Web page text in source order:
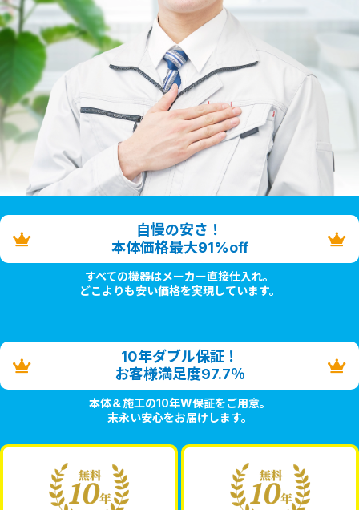
自慢の安さ！
本体価格最大91%off
すべての機器はメーカー直接仕入れ。
どこよりも安い価格を実現しています。
10年ダブル保証！
お客様満足度97.7％
本体＆施工の10年W保証をご用意。
末永い安心をお届けします。